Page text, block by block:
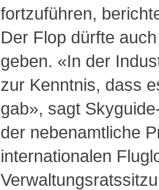
fortzuführen,
Der Flop dürfte
geben. «In der
zur Kenntnis, dass
gab», sagt
der nebenamtliche
internationalen